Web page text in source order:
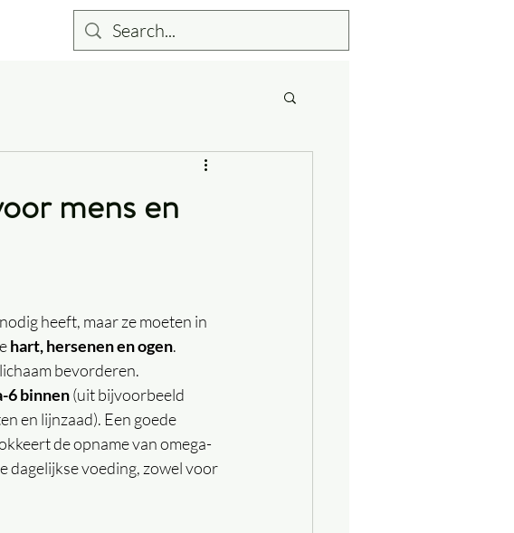
mens en
heeft, maar ze moeten in
hart, hersenen en ogen.
bevorderen.
6 binnen (uit bijvoorbeeld
en lijnzaad). Een goede
de opname van omega-
dagelijkse voeding, zowel voor